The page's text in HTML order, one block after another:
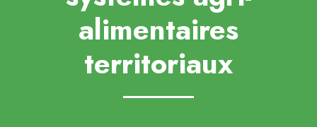
alimentaires
territoriaux